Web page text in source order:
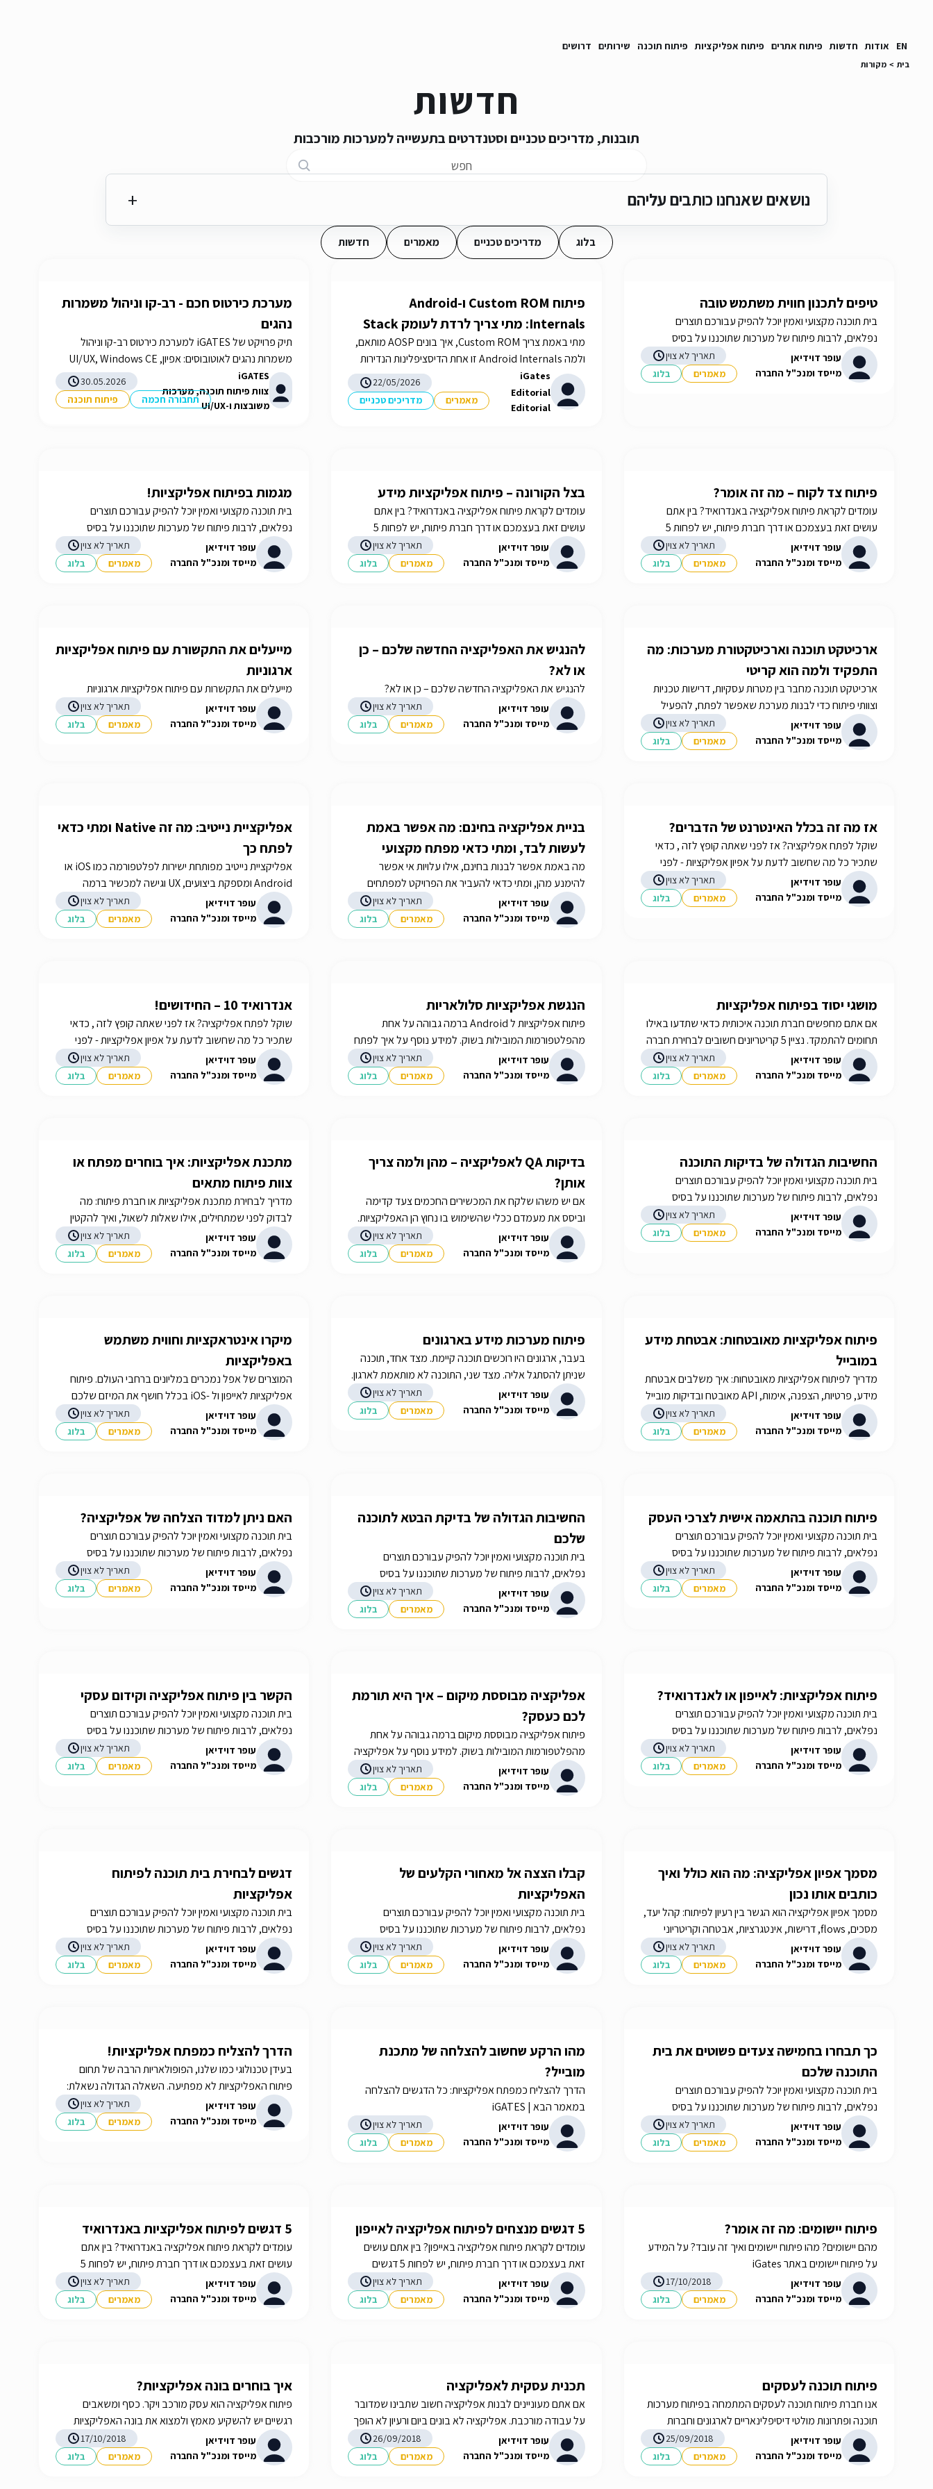
דרושים שירותים פיתוח תוכנה פיתוח אפליקציות פיתוח אתרים חדשות אודות EN
מקורות > בית
חדשות
תובנות, מדריכים טכניים וסטנדרטים בתעשייה למערכות מורכבות
נושאים שאנחנו כותבים עליהם
חדשות מאמרים מדריכים טכניים בלוג
מערכת כירטוס חכם - רב-קו וניהול משמרות
נהגים
תיק פרויקט של iGATES למערכת כירטוס רב-קו וניהול
משמרות נהגים לאוטובוסים: אפיון, UI/UX, Windows CE
מותאם, בדיקות אינטגרציה ואישורים במשך כארבע שנים.
30.05.2026
פיתוח תוכנה
תחבורה חכמה
iGATES
צוות פיתוח תוכנה, מערכות
משובצות ו-UI/UX
פיתוח Custom ROM ו-Android
Internals: מתי צריך לרדת לעומק Stack
מתי באמת צריך Custom ROM, איך בונים AOSP מותאם,
ולמה Android Internals זו אחת הדיסציפלינות הנדירות
ביותר בישראל. iGates עם 15 שנות ניסיון ו-R&D עבור
Consensio Cyber Security.
22/05/2026
מדריכים טכניים
מאמרים
iGates
Editorial
Editorial
טיפים לתכנון חווית משתמש טובה
בית תוכנה מקצועי ואמין יוכל להפיק עבורכם תוצרים
נפלאים, לרבות פיתוח של מערכות שתוכננו על בסיס
הצרכים שלכם. איך תבחרו את בית התוכנה שלכם? תשובות
באתר iGATES
תאריך לא צוין
בלוג
מאמרים
עופר דוידיאן
מייסד ומנכ"ל החברה
מגמות בפיתוח אפליקציות!
בית תוכנה מקצועי ואמין יוכל להפיק עבורכם תוצרים
נפלאים, לרבות פיתוח של מערכות שתוכננו על בסיס
הצרכים שלכם. איך תבחרו את בית התוכנה שלכם? תשובות
באתר iGATES
תאריך לא צוין
בלוג
מאמרים
עופר דוידיאן
מייסד ומנכ"ל החברה
בצל הקורונה – פיתוח אפליקציות מידע
עומדים לקראת פיתוח אפליקציה באנדרואיד? בין אתם
עושים זאת בעצמכם או דרך חברת פיתוח, יש לפחות 5
דגשים שכדאי להכיר - מידע נוסף באתר! iGATES
תאריך לא צוין
בלוג
מאמרים
עופר דוידיאן
מייסד ומנכ"ל החברה
פיתוח צד לקוח – מה זה אומר?
עומדים לקראת פיתוח אפליקציה באנדרואיד? בין אתם
עושים זאת בעצמכם או דרך חברת פיתוח, יש לפחות 5
דגשים שכדאי להכיר - מידע נוסף באתר! iGATES
תאריך לא צוין
בלוג
מאמרים
עופר דוידיאן
מייסד ומנכ"ל החברה
מייעלים את התקשורת עם פיתוח אפליקציות
ארגוניות
מייעלים את התקשרות עם פיתוח אפליקציות ארגוניות
תאריך לא צוין
בלוג
מאמרים
עופר דוידיאן
מייסד ומנכ"ל החברה
להנגיש את האפליקציה החדשה שלכם – כן
או לא?
להנגיש את האפליקציה החדשה שלכם – כן או לא?
תאריך לא צוין
בלוג
מאמרים
עופר דוידיאן
מייסד ומנכ"ל החברה
ארכיטקט תוכנה וארכיטקטורת מערכות: מה
התפקיד ולמה הוא קריטי
ארכיטקט תוכנה מחבר בין מטרות עסקיות, דרישות טכניות
וצוותי פיתוח כדי לבנות מערכת שאפשר לפתח, להפעיל
ולתחזק לאורך זמן.
תאריך לא צוין
בלוג
מאמרים
עופר דוידיאן
מייסד ומנכ"ל החברה
אפליקציית נייטיב: מה זה Native ומתי כדאי
לפתח כך
אפליקציית נייטיב מפותחת ישירות לפלטפורמה כמו iOS או
Android ומספקת ביצועים, UX וגישה למכשיר ברמה
גבוהה.
תאריך לא צוין
בלוג
מאמרים
עופר דוידיאן
מייסד ומנכ"ל החברה
בניית אפליקציה בחינם: מה אפשר באמת
לעשות לבד, ומתי כדאי מפתח מקצועי
מה באמת אפשר לבנות בחינם, אילו עלויות אי אפשר
להימנע מהן, ומתי כדאי להעביר את הפרויקט למפתחים
מנוסים.
תאריך לא צוין
בלוג
מאמרים
עופר דוידיאן
מייסד ומנכ"ל החברה
אז מה זה בכלל האינטרנט של הדברים?
שוקל לפתח אפליקציה? אז לפני שאתה קופץ לזה , כדאי
שתכיר כל מה שחשוב לדעת על אפיון אפליקציות - לפני
שנכנסים להרפתקאות, במדריך הבא. מידע נוסף באתר
תאריך לא צוין
בלוג
מאמרים
עופר דוידיאן
מייסד ומנכ"ל החברה
אנדרואיד 10 – החידושים!
שוקל לפתח אפליקציה? אז לפני שאתה קופץ לזה , כדאי
שתכיר כל מה שחשוב לדעת על אפיון אפליקציות - לפני
שנכנסים להרפתקאות, במדריך הבא. מידע נוסף באתר
תאריך לא צוין
בלוג
מאמרים
עופר דוידיאן
מייסד ומנכ"ל החברה
הנגשת אפליקציות סלולאריות
פיתוח אפליקציות ל Android ברמה גבוהה על אחת
מהפלטפורמות המובילות בשוק. למידע נוסף על איך לפתח
את הרעיון שלכם לאפליקציה לאנדרואיד, iGate חברה
לפיתוח אפליקציות אנדרויד.
תאריך לא צוין
בלוג
מאמרים
עופר דוידיאן
מייסד ומנכ"ל החברה
מושגי יסוד בפיתוח אפליקציות
אם אתם מחפשים חברת תוכנה איכותית כדאי שתדעו באילו
תחומים להתמקד. נציין 5 קריטריונים חשובים לבחירת חברה
לפיתוח תוכנה. iGATES
תאריך לא צוין
בלוג
מאמרים
עופר דוידיאן
מייסד ומנכ"ל החברה
מתכנת אפליקציות: איך בוחרים מפתח או
צוות פיתוח מתאים
מדריך לבחירת מתכנת אפליקציות או חברת פיתוח: מה
לבדוק לפני שמתחילים, אילו שאלות לשאול, ואיך להקטין
סיכון בפרויקט מובייל.
תאריך לא צוין
בלוג
מאמרים
עופר דוידיאן
מייסד ומנכ"ל החברה
בדיקות QA לאפליקציה – מהן ולמה צריך
אותן?
אם יש משהו שלקח את המכשירים החכמים צעד קדימה
וביסס את מעמדם ככלי שהשימוש בו נחוץ הן האפליקציות.
אז מה כדאי לדעת בנושא בדיקות QA לאפליקציה, היכנסו
לאתר iGATES
תאריך לא צוין
בלוג
מאמרים
עופר דוידיאן
מייסד ומנכ"ל החברה
החשיבות הגדולה של בדיקות התוכנה
בית תוכנה מקצועי ואמין יוכל להפיק עבורכם תוצרים
נפלאים, לרבות פיתוח של מערכות שתוכננו על בסיס
הצרכים שלכם. איך תבחרו את בית התוכנה שלכם? תשובות
באתר iGATES
תאריך לא צוין
בלוג
מאמרים
עופר דוידיאן
מייסד ומנכ"ל החברה
מיקרו אינטראקציות וחווית משתמש
באפליקציות
המוצרים של אפל נמכרים במליונים ברחבי העולם. פיתוח
אפליקציות לאייפון ול -iOS בכלל חושף את המיזם שלכם
להמונים. מידע נוסף באתר iGATES
תאריך לא צוין
בלוג
מאמרים
עופר דוידיאן
מייסד ומנכ"ל החברה
פיתוח מערכות מידע בארגונים
בעבר, ארגונים היו רוכשים תוכנה קיימת. מצד אחד, תוכנה
שניתן להסתגל אליה. מצד שני, התוכנה לא מותאמת לארגון.
כך, עלה הצורך בשירות של פיתוח מערכות מידע בארגונים.
תאריך לא צוין
בלוג
מאמרים
עופר דוידיאן
מייסד ומנכ"ל החברה
פיתוח אפליקציות מאובטחות: אבטחת מידע
במובייל
מדריך לפיתוח אפליקציות מאובטחות: איך משלבים אבטחת
מידע, פרטיות, הצפנה, אימות, API מאובטח ובדיקות מובייל
כבר משלב האפיון.
תאריך לא צוין
בלוג
מאמרים
עופר דוידיאן
מייסד ומנכ"ל החברה
האם ניתן למדוד הצלחה של אפליקציה?
בית תוכנה מקצועי ואמין יוכל להפיק עבורכם תוצרים
נפלאים, לרבות פיתוח של מערכות שתוכננו על בסיס
הצרכים שלכם. איך תבחרו את בית התוכנה שלכם? תשובות
באתר iGATES
תאריך לא צוין
בלוג
מאמרים
עופר דוידיאן
מייסד ומנכ"ל החברה
החשיבות הגדולה של בדיקת הבטא לתוכנה
שלכם
בית תוכנה מקצועי ואמין יוכל להפיק עבורכם תוצרים
נפלאים, לרבות פיתוח של מערכות שתוכננו על בסיס
הצרכים שלכם. איך תבחרו את בית התוכנה שלכם? תשובות
באתר iGATES
תאריך לא צוין
בלוג
מאמרים
עופר דוידיאן
מייסד ומנכ"ל החברה
פיתוח תוכנה בהתאמה אישית לצרכי העסק
בית תוכנה מקצועי ואמין יוכל להפיק עבורכם תוצרים
נפלאים, לרבות פיתוח של מערכות שתוכננו על בסיס
הצרכים שלכם. איך תבחרו את בית התוכנה שלכם? תשובות
באתר iGATES
תאריך לא צוין
בלוג
מאמרים
עופר דוידיאן
מייסד ומנכ"ל החברה
הקשר בין פיתוח אפליקציה וקידום עסקי
בית תוכנה מקצועי ואמין יוכל להפיק עבורכם תוצרים
נפלאים, לרבות פיתוח של מערכות שתוכננו על בסיס
הצרכים שלכם. איך תבחרו את בית התוכנה שלכם? תשובות
באתר iGATES
תאריך לא צוין
בלוג
מאמרים
עופר דוידיאן
מייסד ומנכ"ל החברה
אפליקציה מבוססת מיקום – איך היא תורמת
לכם כעסק?
פיתוח אפליקציה מבוססת מיקום ברמה גבוהה על אחת
מהפלטפורמות המובילות בשוק. למידע נוסף על אפליקציה
מבוססת מיקום לאנדרואיד היכנסו לאתר והתייעצו עם
המומחים של iGates.
תאריך לא צוין
בלוג
מאמרים
עופר דוידיאן
מייסד ומנכ"ל החברה
פיתוח אפליקציות: לאייפון או לאנדרואיד?
בית תוכנה מקצועי ואמין יוכל להפיק עבורכם תוצרים
נפלאים, לרבות פיתוח של מערכות שתוכננו על בסיס
הצרכים שלכם. איך תבחרו את בית התוכנה שלכם? תשובות
באתר iGATES
תאריך לא צוין
בלוג
מאמרים
עופר דוידיאן
מייסד ומנכ"ל החברה
דגשים לבחירת בית תוכנה לפיתוח
אפליקציות
בית תוכנה מקצועי ואמין יוכל להפיק עבורכם תוצרים
נפלאים, לרבות פיתוח של מערכות שתוכננו על בסיס
הצרכים שלכם. איך תבחרו את בית התוכנה שלכם? תשובות
באתר iGATES
תאריך לא צוין
בלוג
מאמרים
עופר דוידיאן
מייסד ומנכ"ל החברה
קבלו הצצה אל מאחורי הקלעים של
האפליקציות
בית תוכנה מקצועי ואמין יוכל להפיק עבורכם תוצרים
נפלאים, לרבות פיתוח של מערכות שתוכננו על בסיס
הצרכים שלכם. איך תבחרו את בית התוכנה שלכם? תשובות
באתר iGATES
תאריך לא צוין
בלוג
מאמרים
עופר דוידיאן
מייסד ומנכ"ל החברה
מסמך אפיון אפליקציה: מה הוא כולל ואיך
כותבים אותו נכון
מסמך אפיון אפליקציה הוא הגשר בין רעיון לפיתוח: קהל יעד,
מסכים, flows, דרישות, אינטגרציות, אבטחה וקריטריוני
הצלחה.
תאריך לא צוין
בלוג
מאמרים
עופר דוידיאן
מייסד ומנכ"ל החברה
הדרך להצליח כמפתח אפליקציות!
בעידן טכנולוגי כמו שלנו, הפופולאריות הרבה של תחום
פיתוח האפליקציות לא מפתיעה. השאלה הגדולה נשאלת:
מה צריך לעשות על מנת להצליח כמפתח אפליקציות?
iGATES
תאריך לא צוין
בלוג
מאמרים
עופר דוידיאן
מייסד ומנכ"ל החברה
מהו הרקע שחשוב להצלחה של מתכנת
מובייל?
הדרך להצליח כמפתח אפליקציות: כל הדגשים להצלחה
במאמר הבא | iGATES
תאריך לא צוין
בלוג
מאמרים
עופר דוידיאן
מייסד ומנכ"ל החברה
כך תבחרו בחמישה צעדים פשוטים את בית
התוכנה שלכם
בית תוכנה מקצועי ואמין יוכל להפיק עבורכם תוצרים
נפלאים, לרבות פיתוח של מערכות שתוכננו על בסיס
הצרכים שלכם. איך תבחרו את בית התוכנה שלכם? תשובות
באתר iGATES
תאריך לא צוין
בלוג
מאמרים
עופר דוידיאן
מייסד ומנכ"ל החברה
5 דגשים לפיתוח אפליקציות באנדרואיד
עומדים לקראת פיתוח אפליקציה באנדרואיד? בין אתם
עושים זאת בעצמכם או דרך חברת פיתוח, יש לפחות 5
דגשים שכדאי להכיר - מידע נוסף באתר! iGATES
תאריך לא צוין
בלוג
מאמרים
עופר דוידיאן
מייסד ומנכ"ל החברה
5 דגשים מנצחים לפיתוח אפליקציה לאייפון
עומדים לקראת פיתוח אפליקציה באייפון? בין אתם עושים
זאת בעצמכם או דרך חברת פיתוח, יש לפחות 5 דגשים
שכדאי להכיר - מידע נוסף באתר! iGATES
תאריך לא צוין
בלוג
מאמרים
עופר דוידיאן
מייסד ומנכ"ל החברה
פיתוח יישומים: מה זה אומר?
מהם יישומים? מהו פיתוח יישומים ואיך זה עובד? על המידע
על פיתוח יישומים באתר iGates
17/10/2018
בלוג
מאמרים
עופר דוידיאן
מייסד ומנכ"ל החברה
איך בוחרים בונה אפליקציות?
פיתוח אפליקציה הוא עסק מורכב ויקר. כסף ומשאבים
רגשיים יש להשקיע מאמץ ולמצוא את בונה האפליקציות
המתאים. רוצים לדעת איך? היכנסו!
17/10/2018
בלוג
מאמרים
עופר דוידיאן
מייסד ומנכ"ל החברה
תכנית עסקית לאפליקציה
אם אתם מעוניינים לבנות אפליקציה חשוב שתבינו שמדובר
על עבודה מורכבת. אפליקציה לא בונים ביום ורעיון לא הופך
למוצר ללא הכנת תכנית עסקית ברורה ומפורטת. iGATES
26/09/2018
בלוג
מאמרים
עופר דוידיאן
מייסד ומנכ"ל החברה
פיתוח תוכנה לעסקים
אנו חברת פיתוח תוכנה לעסקים המתמחה בפיתוח מערכות
תוכנה ופתרונות מולטי דיסיפלינאריים לארגונים וחברות
מובילות במשק. לעוד פרטים על iGATES, חברה לפיתוח
תוכנה >>
25/09/2018
בלוג
מאמרים
עופר דוידיאן
מייסד ומנכ"ל החברה